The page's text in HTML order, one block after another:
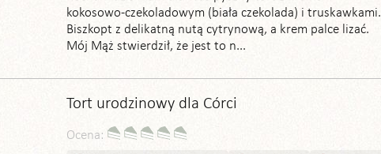
kokosowo-czekoladowym (biała czekolada) i truskawkami.
Biszkopt z delikatną nutą cytrynową, a krem palce lizać.
Mój Mąż stwierdził, że jest to n...
Tort urodzinowy dla Córci
Ocena: